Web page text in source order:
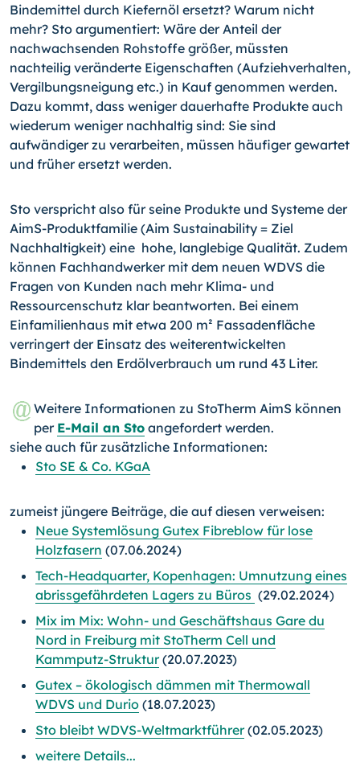
Bindemittel durch Kiefernöl ersetzt? Warum nicht
mehr? Sto argumentiert: Wäre der Anteil der
nachwachsenden Rohstoffe größer, müssten
nachteilig veränderte Eigenschaften (Aufziehverhalten,
Vergilbungsneigung etc.) in Kauf genommen werden.
Dazu kommt, dass weniger dauerhafte Produkte auch
wiederum weniger nachhaltig sind: Sie sind
aufwändiger zu verarbeiten, müssen häufiger gewartet
und früher ersetzt werden.
Sto verspricht also für seine Produkte und Systeme der
AimS-Produktfamilie (Aim Sustainability = Ziel
Nachhaltigkeit) eine hohe, langlebige Qualität. Zudem
können Fachhandwerker mit dem neuen WDVS die
Fragen von Kunden nach mehr Klima- und
Ressourcenschutz klar beantworten. Bei einem
Einfamilienhaus mit etwa 200 m² Fassadenfläche
verringert der Einsatz des weiterentwickelten
Bindemittels den Erdölverbrauch um rund 43 Liter.
Weitere Informationen zu StoTherm AimS können
per E-Mail an Sto angefordert werden.
siehe auch für zusätzliche Informationen:
Sto SE & Co. KGaA
zumeist jüngere Beiträge, die auf diesen verweisen:
Neue Systemlösung Gutex Fibreblow für lose
Holzfasern (07.06.2024)
Tech-Headquarter, Kopenhagen: Umnutzung eines
abrissgefährdeten Lagers zu Büros (29.02.2024)
Mix im Mix: Wohn- und Geschäftshaus Gare du
Nord in Freiburg mit StoTherm Cell und
Kammputz-Struktur(20.07.2023)
Gutex – ökologisch dämmen mit Thermowall
WDVS und Durio (18.07.2023)
Sto bleibt WDVS-Weltmarktführer(02.05.2023)
weitere Details...